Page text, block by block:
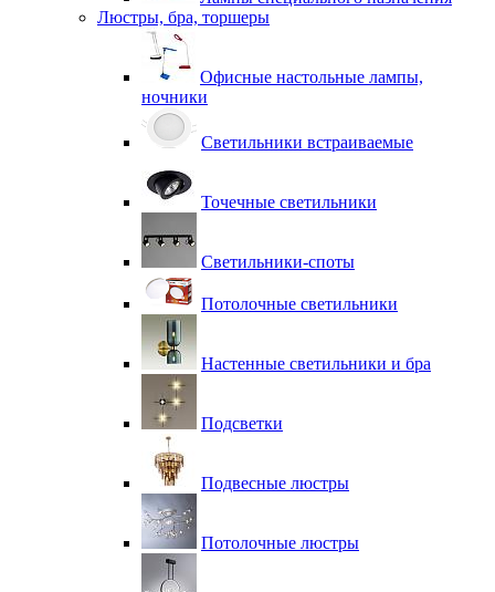
Люстры, бра, торшеры
Офисные настольные лампы,
ночники
Светильники встраиваемые
Точечные светильники
Светильники-споты
Потолочные светильники
Настенные светильники и бра
Подсветки
Подвесные люстры
Потолочные люстры